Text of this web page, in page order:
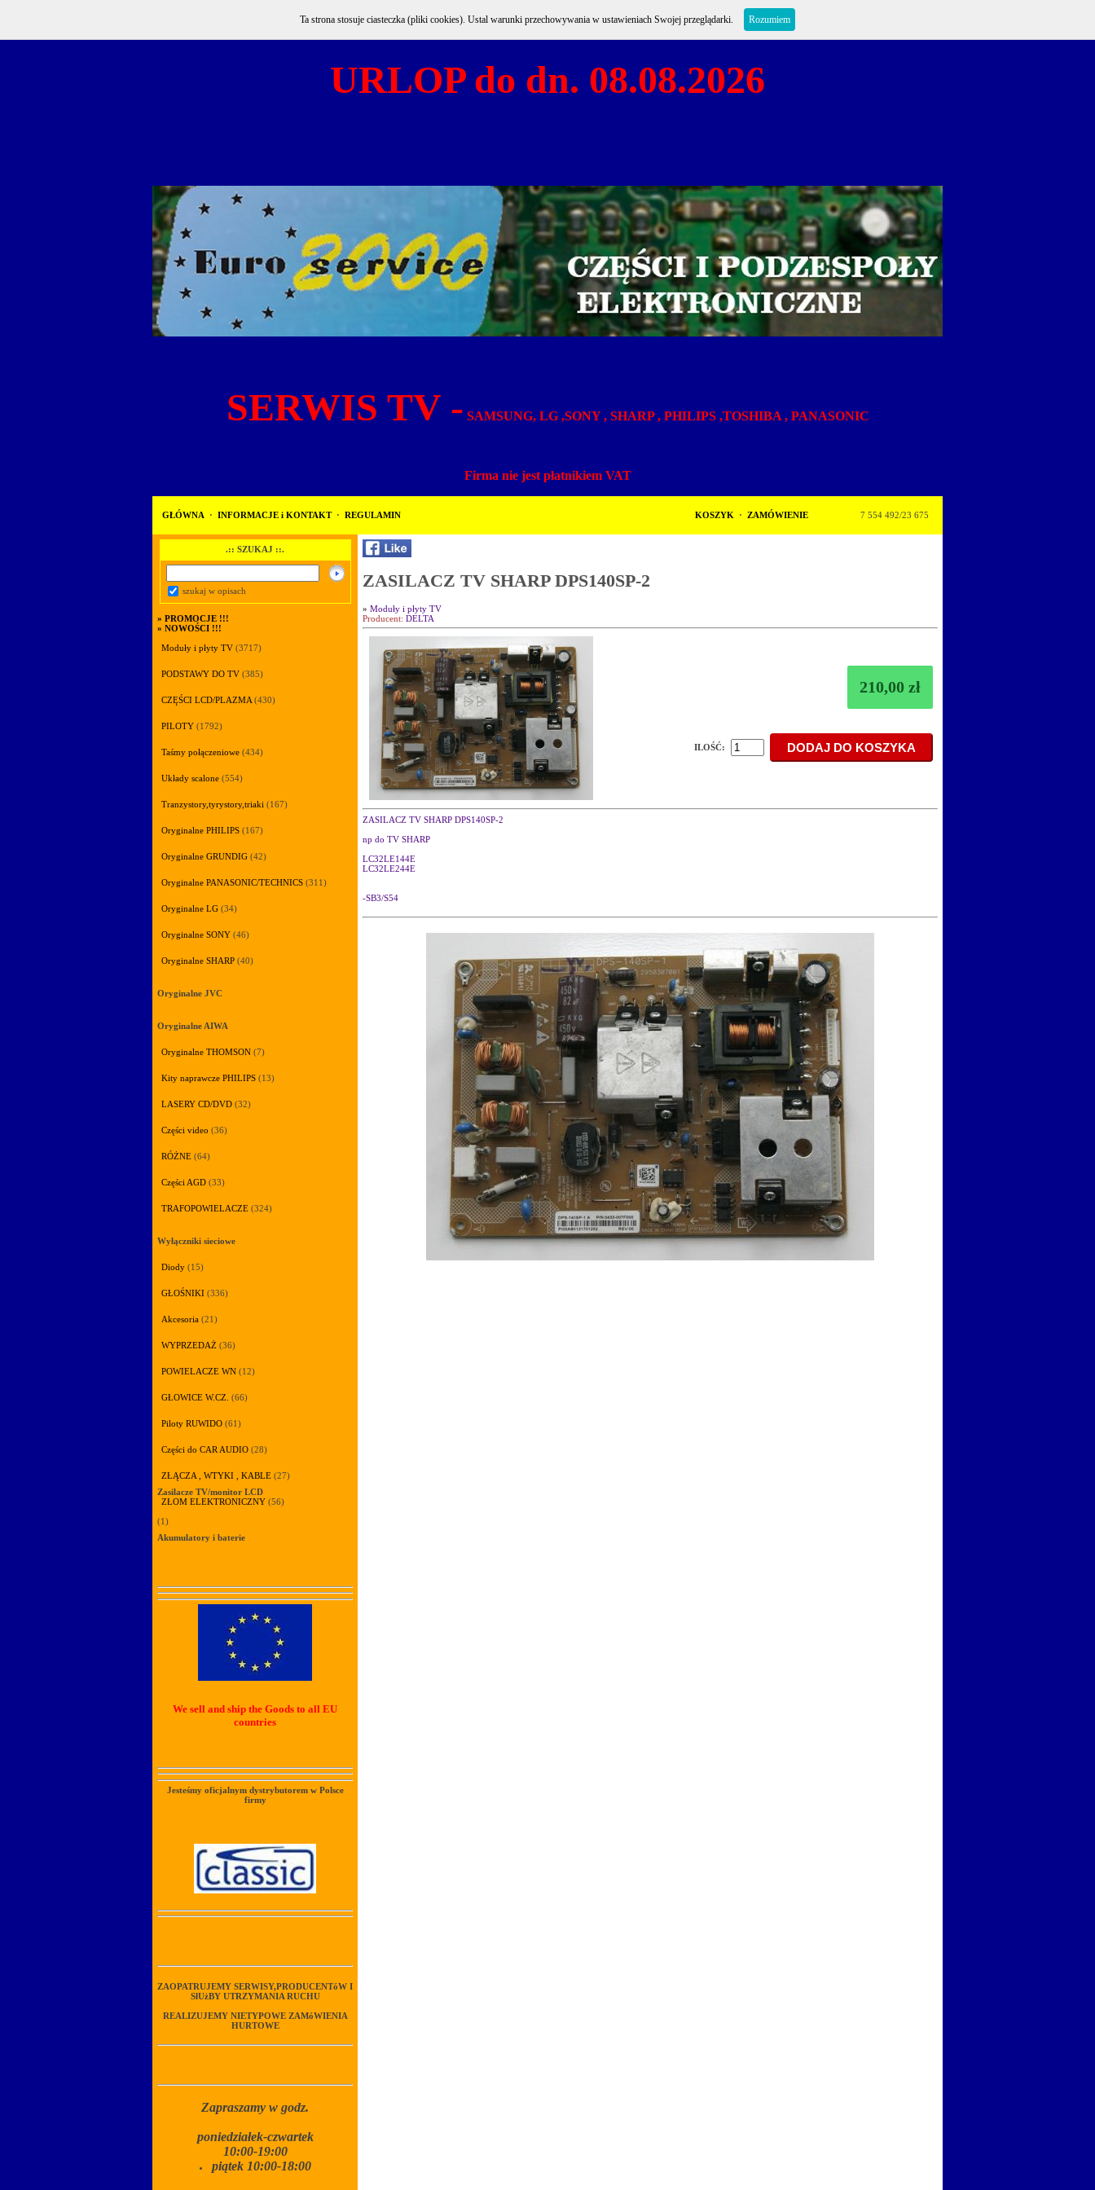
URLOP do dn. 08.08.2026
SERWIS TV - SAMSUNG, LG ,SONY , SHARP , PHILIPS ,TOSHIBA , PANASONIC
Firma nie jest płatnikiem VAT
GŁÓWNA · INFORMACJE i KONTAKT · REGULAMIN KOSZYK · ZAMÓWIENIE 7 554 492/23 675
.:: SZUKAJ ::.
szukaj w opisach
» PROMOCJE !!!
» NOWOŚCI !!!
Moduły i płyty TV (3717)
PODSTAWY DO TV (385)
CZĘŚCI LCD/PLAZMA (430)
PILOTY (1792)
Taśmy połączeniowe (434)
Układy scalone (554)
Tranzystory,tyrystory,triaki (167)
Oryginalne PHILIPS (167)
Oryginalne GRUNDIG (42)
Oryginalne PANASONIC/TECHNICS (311)
Oryginalne LG (34)
Oryginalne SONY (46)
Oryginalne SHARP (40)
Oryginalne JVC
Oryginalne AIWA
Oryginalne THOMSON (7)
Kity naprawcze PHILIPS (13)
LASERY CD/DVD (32)
Części video (36)
RÓŻNE (64)
Części AGD (33)
TRAFOPOWIELACZE (324)
Wyłączniki sieciowe
Diody (15)
GŁOŚNIKI (336)
Akcesoria (21)
WYPRZEDAŻ (36)
POWIELACZE WN (12)
GŁOWICE W.CZ. (66)
Piloty RUWIDO (61)
Części do CAR AUDIO (28)
ZŁĄCZA , WTYKI , KABLE (27)
Zasilacze TV/monitor LCD
ZŁOM ELEKTRONICZNY (56)
(1)
Akumulatory i baterie
We sell and ship the Goods to all EU
countries
Jesteśmy oficjalnym dystrybutorem w Polsce
firmy
ZAOPATRUJEMY SERWISY,PRODUCENTóW I
SłUżBY UTRZYMANIA RUCHU
REALIZUJEMY NIETYPOWE ZAMóWIENIA
HURTOWE
Zapraszamy w godz.
poniedziałek-czwartek
10:00-19:00
piątek 10:00-18:00
ZASILACZ TV SHARP DPS140SP-2
» Moduły i płyty TV
Producent: DELTA
210,00 zł
ILOŚĆ:
ZASILACZ TV SHARP DPS140SP-2
np do TV SHARP
LC32LE144E
LC32LE244E
-SB3/S54
Ta strona stosuje ciasteczka (pliki cookies). Ustal warunki przechowywania w ustawieniach Swojej przeglądarki. Rozumiem